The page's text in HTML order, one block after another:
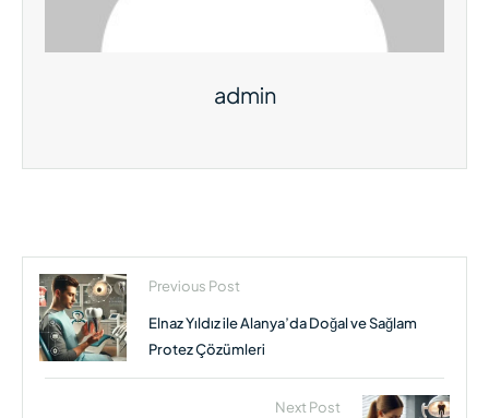
admin
Previous Post
Elnaz Yıldız ile Alanya’da Doğal ve Sağlam
Protez Çözümleri
Next Post